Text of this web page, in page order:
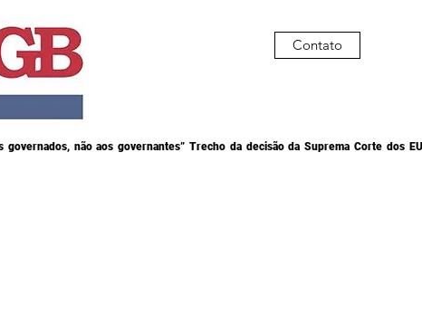
governados, não aos governantes” Trecho da decisão da Suprema Corte dos
Contato